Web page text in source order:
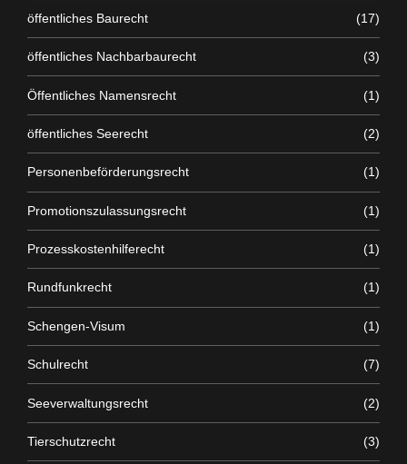
öffentliches Baurecht (17)
öffentliches Nachbarbaurecht (3)
Öffentliches Namensrecht (1)
öffentliches Seerecht (2)
Personenbeförderungsrecht (1)
Promotionszulassungsrecht (1)
Prozesskostenhilferecht (1)
Rundfunkrecht (1)
Schengen-Visum (1)
Schulrecht (7)
Seeverwaltungsrecht (2)
Tierschutzrecht (3)